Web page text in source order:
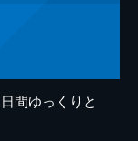
間ゆっくりと